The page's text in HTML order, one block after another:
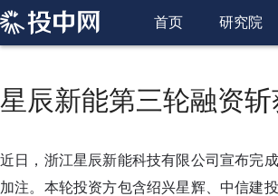
首页 研究院
星辰新能第三轮融资
近日，浙江星辰新能科技有限公司宣布完
加注。本轮投资方包含绍兴星辉、中信建